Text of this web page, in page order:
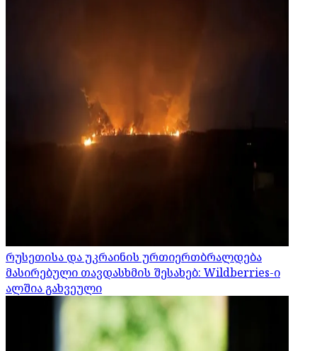
რუსეთისა და უკრაინის ურთიერთბრალდება
მასირებული თავდასხმის შესახებ: Wildberries-ი
ალშია გახვეული